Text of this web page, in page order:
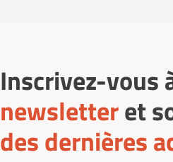
Inscrivez-vous
newsletteret
des dernières